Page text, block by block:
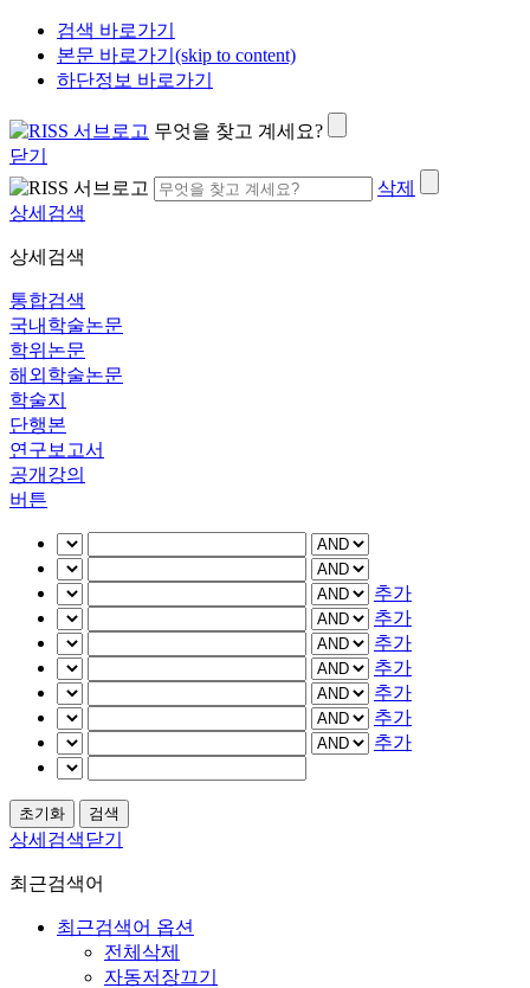
검색 바로가기
본문 바로가기(skip to content)
하단정보 바로가기
무엇을 찾고 계세요?
닫기
삭제
상세검색
상세검색
통합검색
국내학술논문
학위논문
해외학술논문
학술지
단행본
연구보고서
공개강의
버튼
추가
추가
추가
추가
추가
추가
추가
상세검색닫기
최근검색어
최근검색어 옵션
전체삭제
자동저장끄기